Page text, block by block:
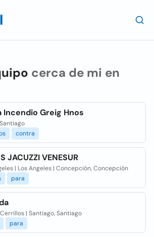
cerca de mi en
Incendio Greig Hnos
contra
JACUZZI VENESUR
| Los Angeles | Concepción, Concepción
para
| Santiago, Santiago
para